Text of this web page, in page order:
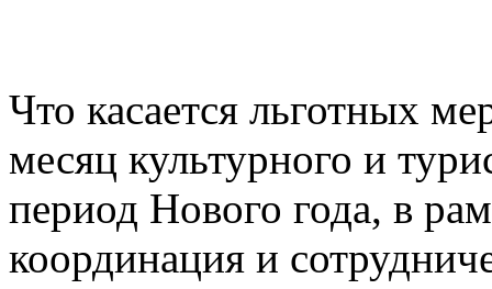
Что касается льготных
месяц культурного и
период Нового года, в
координация и